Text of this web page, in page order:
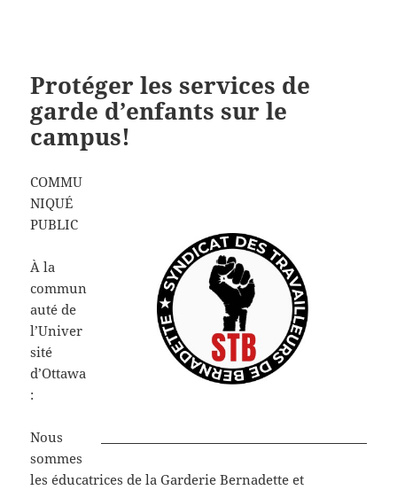
Protéger les services de
garde d’enfants sur le
campus!
COMMU
NIQUÉ
PUBLIC
À la
commun
auté de
l’Univer
sité
d’Ottawa
:
Nous
sommes
les éducatrices de la Garderie Bernadette et